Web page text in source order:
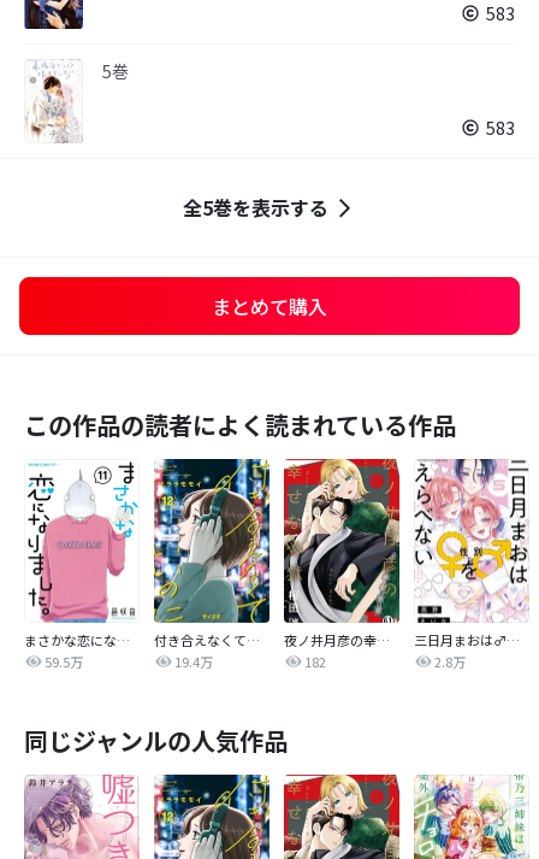
583
5巻
583
全5巻を表示する
まとめて購入
この作品の読者によく読まれている作品
まさかな恋になりました。
59.5万
付き合えなくていいのに
19.4万
夜ノ井月彦の幸せな地獄
182
三日月まおは♂♀をえらべない
2.8万
同じジャンルの人気作品